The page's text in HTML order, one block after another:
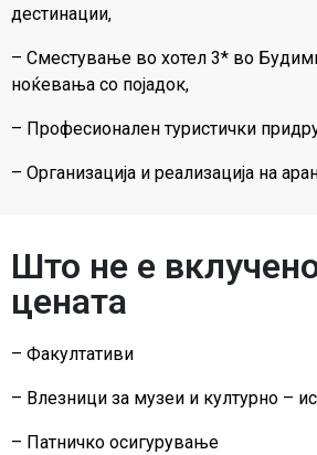
дестинации,
– Сместување во хотел 3* во
ноќевања со појадок,
– Професионален туристички
– Организација и реализација на
Што не е
цената
– Факултативи
– Влезници за музеи и културно –
– Патничко осигурување